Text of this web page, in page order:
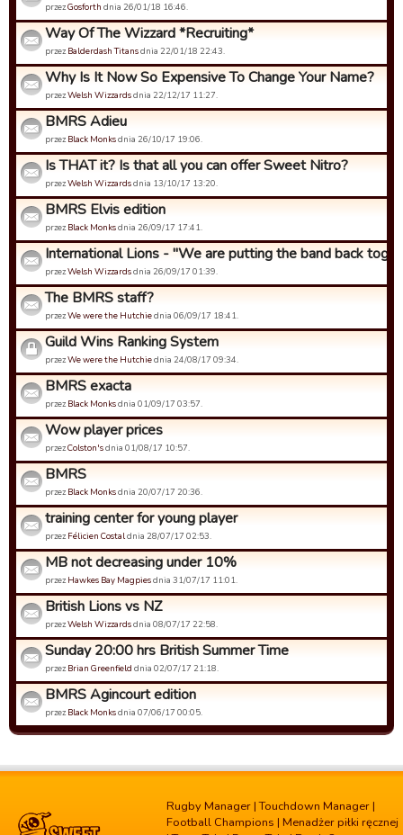
przezGosforth dnia 26/01/18 16:46.
Way Of The Wizzard *Recruiting*
przez Balderdash Titansdnia 22/01/18 22:43.
Why Is It Now So Expensive To Change Your Name?
przezWelsh Wizzardsdnia 22/12/17 11:27.
BMRS Adieu
przez Black Monksdnia 26/10/17 19:06.
Is THAT it? Is that all you can offer Sweet Nitro?
przezWelsh Wizzardsdnia 13/10/17 13:20.
BMRS Elvis edition
przez Black Monksdnia 26/09/17 17:41.
International Lions - "We are putting the band back
przezWelsh Wizzardsdnia 26/09/17 01:39.
The BMRS staff?
przezWe were the Hutchiednia 06/09/17 18:41.
Guild Wins Ranking System
przezWe were the Hutchiednia 24/08/17 09:34.
BMRS exacta
przez Black Monksdnia 01/09/17 03:57.
Wow player prices
przezColston'sdnia 01/08/17 10:57.
BMRS
przez Black Monksdnia 20/07/17 20:36.
training center for young player
przez Félicien Costaldnia 28/07/17 02:53.
MB not decreasing under 10%
przez Hawkes Bay Magpiesdnia 31/07/17 11:01.
British Lions vs NZ
przezWelsh Wizzardsdnia 08/07/17 22:58.
Sunday 20:00 hrs British Summer Time
przez Brian Greenfield dnia 02/07/17 21:18.
BMRS Agincourt edition
przez Black Monksdnia 07/06/17 00:05.
Rugby Manager |Touchdown Manager |
Football Champions | Menadżer piłki ręcznej